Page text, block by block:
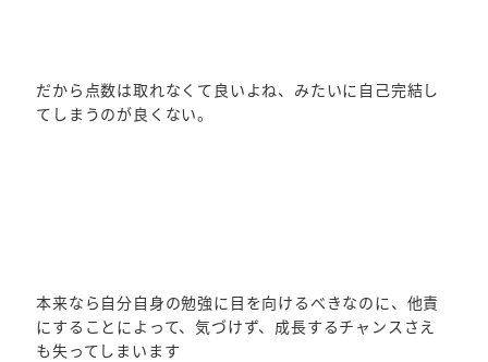
だから点数は取れなくて良いよね、みたいに自己完結し
てしまうのが良くない。
本来なら自分自身の勉強に目を向けるべきなのに、他責
にすることによって、気づけず、成長するチャンスさえ
も失ってしまいます